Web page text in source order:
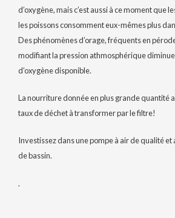
d’oxygène, mais c’est aussi à ce moment que
les poissons consomment eux-mêmes plus
Des phénomènes d’orage, fréquents en
modifiant la pression athmosphérique
d’oxygène disponible.
La nourriture donnée en plus grande quantité
taux de déchet à transformer par le filtre!
Investissez dans une pompe à air de qualité
de bassin.
.